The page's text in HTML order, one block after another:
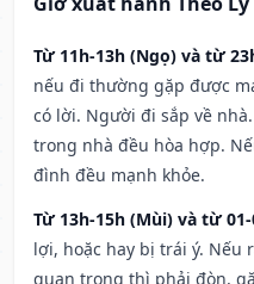
Từ 11h-13h (Ngọ) và từ
nếu đi thường gặp được
có lời. Người đi sắp về
trong nhà đều hòa hợp.
đình đều mạnh khỏe.
Từ 13h-15h (Mùi) và từ
lợi, hoặc hay bị trái ý. Nếu
quan trọng thì phải đòn,